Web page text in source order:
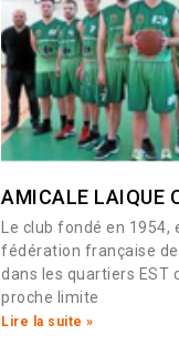
AMICALE LAIQUE
Le club fondé en 1954,
fédération française
dans les quartiers EST
proche limite
Lire la suite »